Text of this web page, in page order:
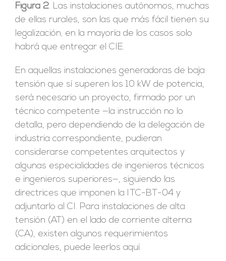
Figura 2. Las instalaciones autónomos, muchas
de ellas rurales, son las que más fácil tienen su
legalización; en la mayoría de los casos solo
habrá que entregar el CIE.
En aquellas instalaciones generadoras de baja
tensión que sí superen los 10 kW de potencia,
será necesario un proyecto, firmado por un
técnico competente —la instrucción no lo
detalla, pero dependiendo de la delegación de
industria correspondiente, pudieran
considerarse competentes arquitectos y
algunas especialidades de ingenieros técnicos
e ingenieros superiores—, siguiendo las
directrices que imponen la ITC-BT-04 y
adjuntarlo al CI. Para instalaciones de alta
tensión (AT) en el lado de corriente alterna
(CA), existen algunos requerimientos
adicionales, puede leerlos aquí.